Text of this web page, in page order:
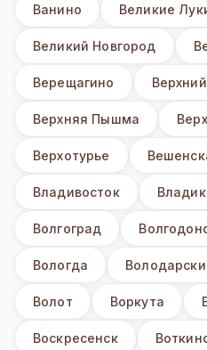
Ванино Великие
Великий Новгород
Верещагино
Верхняя Пышма
Верхотурье
Владивосток
Волгоград
Вологда
Волот Воркута
Воскресенск